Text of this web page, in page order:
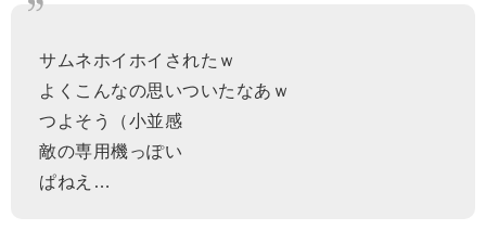
サムネホイホイされたｗ
よくこんなの思いついたなあｗ
つよそう（小並感
敵の専用機っぽい
ぱねえ…